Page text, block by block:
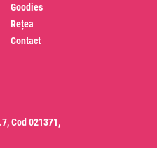
Goodies
Rețea
Contact
Cod 021371,